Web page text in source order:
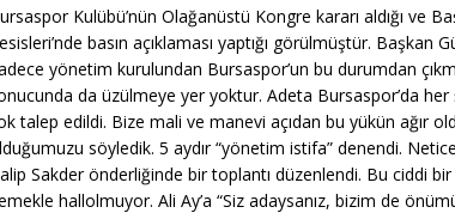
Kulübü’nün Olağanüstü Kongre kararı aldığı ve
basın açıklaması yaptığı görülmüştür. Başkan
yönetim kurulundan Bursaspor’un bu durumdan
da üzülmeye yer yoktur. Adeta Bursaspor’da
talep edildi. Bize mali ve manevi açıdan bu yükün ağır
söyledik. 5 aydır “yönetim istifa” denendi.
Sakder önderliğinde bir toplantı düzenlendi. Bu ciddi
hallolmuyor. Ali Ay’a “Siz adaysanız, bizim de